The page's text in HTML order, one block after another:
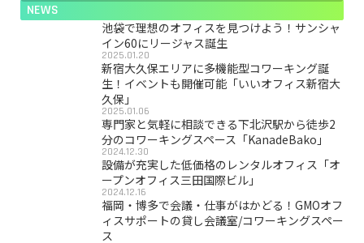
NEWS
池袋で理想のオフィスを見つけよう！サンシャ
イン60にリージャス誕生
2025.01.20
新宿大久保エリアに多機能型コワーキング誕
生！イベントも開催可能「いいオフィス新宿大
久保」
2025.01.06
専門家と気軽に相談できる下北沢駅から徒歩2
分のコワーキングスペース「KanadeBako」
2024.12.30
設備が充実した低価格のレンタルオフィス「オ
ープンオフィス三田国際ビル」
2024.12.16
福岡・博多で会議・仕事がはかどる！GMOオフ
ィスサポートの貸し会議室/コワーキングスペー
ス